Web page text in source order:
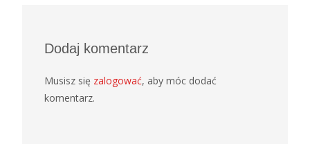
Dodaj komentarz
Musisz się zalogować, aby móc dodać
komentarz.